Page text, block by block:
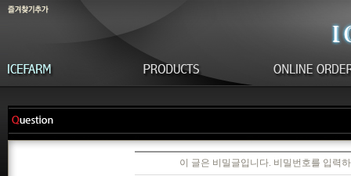
이 글은 비밀글입니다. 비밀번호를 입력